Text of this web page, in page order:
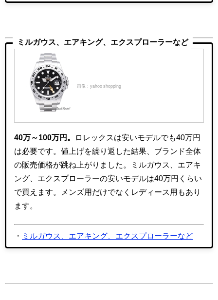
ミルガウス、エアキング、エクスプローラーなど
画像：yahoo shopping
40万～100万円。
ロレックスは安いモデルでも40万円
は必要です。値上げを繰り返した結果、ブランド全体
の販売価格が跳ね上がりました。ミルガウス、エアキ
ング、エクスプローラーの安いモデルは40万円くらい
で買えます。メンズ用だけでなくレディース用もあり
ます。
・ ミルガウス、エアキング、エクスプローラーなど